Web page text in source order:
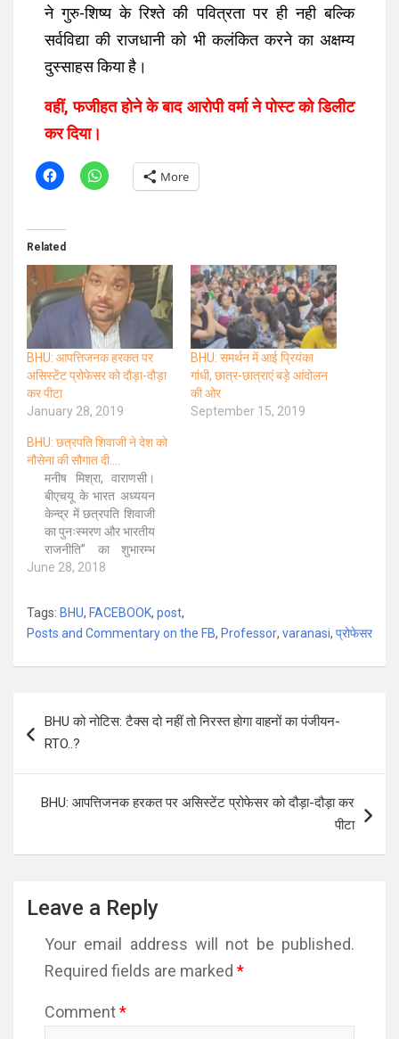
ने गुरु-शिष्य के रिश्ते की पवित्रता पर ही नही बल्कि
सर्वविद्या की राजधानी को भी कलंकित करने का अक्षम्य
दुस्साहस किया है।
वहीं, फजीहत होने के बाद आरोपी वर्मा ने पोस्ट को डिलीट
कर दिया।
More
Related
BHU: आपत्तिजनक हरकत पर
असिस्टेंट प्रोफेसर को दौड़ा-दौड़ा
कर पीटा
January 28, 2019
BHU: समर्थन में आई प्रियंका
गांधी, छात्र-छात्राएं बड़े आंदोलन
की ओर
September 15, 2019
BHU: छत्रपति शिवाजी ने देश को
नौसेना की सौगात दी….
मनीष मिश्रा, वाराणसी।
बीएचयू के भारत अध्ययन
केन्द्र में छत्रपति शिवाजी
का पुनःस्मरण और भारतीय
राजनीति’’ का शुभारम्भ
हुआ। मुख्य वक्ता चेयर
कहा कि मध्यकाल में
छत्रपति शिवाजी का उद्भव
June 28, 2018
Tags: BHU, FACEBOOK, post,
Posts and Commentary on the FB, Professor, varanasi, प्रोफेसर
navigation
BHU को नोटिस: टैक्स दो नहीं तो निरस्त होगा वाहनों का पंजीयन-
RTO..?
BHU: आपत्तिजनक हरकत पर असिस्टेंट प्रोफेसर को दौड़ा-दौड़ा कर
पीटा
Leave a Reply
Your email address will not be published.
Required fields are marked *
Comment*